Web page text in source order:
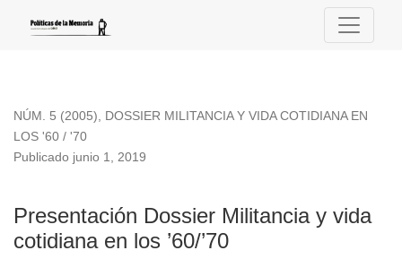
Presentación Dossier Militancia y vida cotidiana en los ’60/
NÚM. 5 (2005), DOSSIER MILITANCIA Y VIDA COTIDIANA EN
LOS '60 / '70
Presentación Dossier Militancia y vida
cotidiana en los ’60/’70
Publicado junio 1, 2019